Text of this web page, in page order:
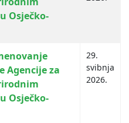
Osječko-
Agencije za
Osječko-
29.
svibnja
2026.